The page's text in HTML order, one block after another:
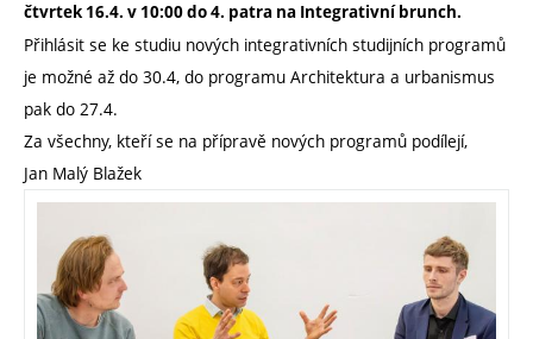
čtvrtek 16.4. v 10:00 do 4. patra na Integrativní brunch.
Přihlásit se ke studiu nových integrativních studijních programů
je možné až do 30.4, do programu Architektura a urbanismus
pak do 27.4.
Za všechny, kteří se na přípravě nových programů podílejí,
Jan Malý Blažek